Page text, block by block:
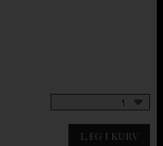
1
LÆG I KURV